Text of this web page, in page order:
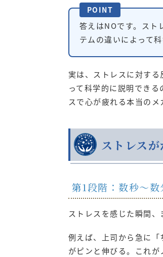
POINT
答えはNOです。スト
テムの違いによって
実は、ストレスに対す
って科学的に説明でき
スで心が疲れる本当の
ストレス
第1段階：数秒〜数
ストレスを感じた瞬間
例えば、上司から急に
がピンと伸びる。これ